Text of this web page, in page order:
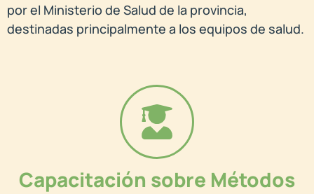
por el Ministerio de Salud de la provincia,
destinadas principalmente a los equipos de salud.
Capacitación sobre Métodos